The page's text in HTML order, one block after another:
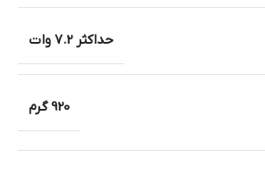
حداکثر 7.2 وات
920 گرم